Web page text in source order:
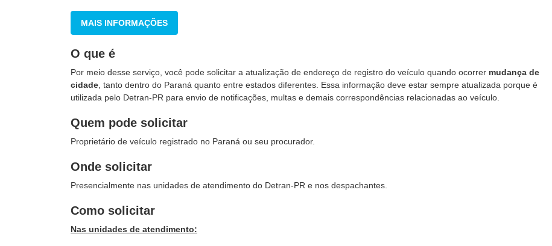
MAIS INFORMAÇÕES
O que é
Por meio desse serviço, você pode solicitar a atualização de endereço de registro do veículo quando ocorrer mudança de
cidade , tanto dentro do Paraná quanto entre estados diferentes. Essa informação deve estar sempre atualizada porque é
utilizada pelo Detran-PR para envio de notificações, multas e demais correspondências relacionadas ao veículo.
Quem pode solicitar
Proprietário de veículo registrado no Paraná ou seu procurador.
Onde solicitar
Presencialmente nas unidades de atendimento do Detran-PR e nos despachantes.
Como solicitar
Nas unidades de atendimento: